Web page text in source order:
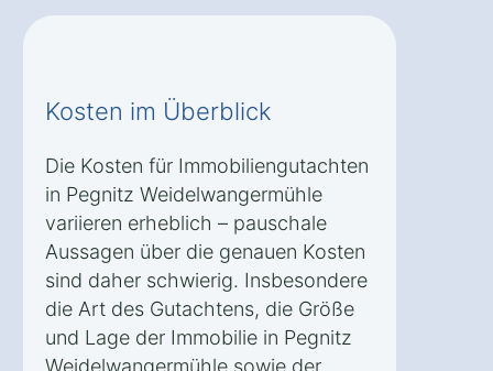
Kosten im Überblick
Die Kosten für Immobiliengutachten
in Pegnitz Weidelwangermühle
variieren erheblich – pauschale
Aussagen über die genauen Kosten
sind daher schwierig. Insbesondere
die Art des Gutachtens, die Größe
und Lage der Immobilie in Pegnitz
Weidelwangermühle sowie der